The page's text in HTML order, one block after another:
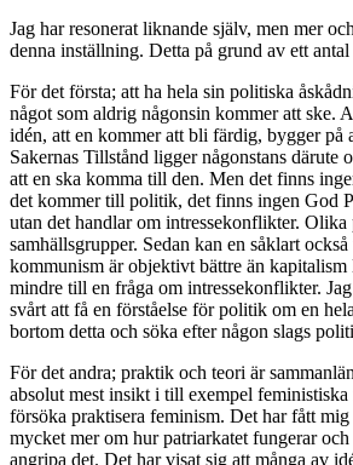
Jag har resonerat liknande själv, men mer
denna inställning. Detta på grund av ett
För det första; att ha hela sin politiska
något som aldrig någonsin kommer att ske.
idén, att en kommer att bli färdig, bygger på
Sakernas Tillstånd ligger någonstans därute
att en ska komma till den. Men det finns
det kommer till politik, det finns ingen God
utan det handlar om intressekonflikter.
samhällsgrupper. Sedan kan en såklart
kommunism är objektivt bättre än
mindre till en fråga om intressekonflikter.
svårt att få en förståelse för politik om en
bortom detta och söka efter någon slags
För det andra; praktik och teori är
absolut mest insikt i till exempel feministiska
försöka praktisera feminism. Det har fått
mycket mer om hur patriarkatet fungerar
angripa det. Det har visat sig att många av